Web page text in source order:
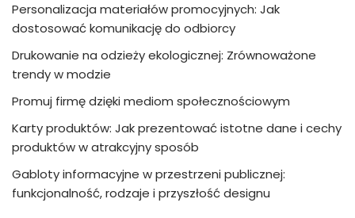
Personalizacja materiałów promocyjnych: Jak
dostosować komunikację do odbiorcy
Drukowanie na odzieży ekologicznej: Zrównoważone
trendy w modzie
Promuj firmę dzięki mediom społecznościowym
Karty produktów: Jak prezentować istotne dane i cechy
produktów w atrakcyjny sposób
Gabloty informacyjne w przestrzeni publicznej:
funkcjonalność, rodzaje i przyszłość designu